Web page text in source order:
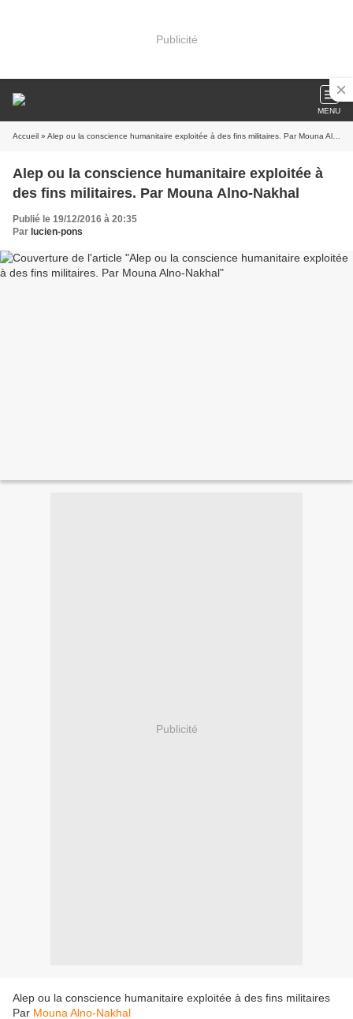
Publicité
MENU
Accueil » Alep ou la conscience humanitaire exploitée à des fins militaires. Par Mouna Alno-Nakhal
Alep ou la conscience humanitaire exploitée à
des fins militaires. Par Mouna Alno-Nakhal
Publié le 19/12/2016 à 20:35
Par lucien-pons
Publicité
Alep ou la conscience humanitaire exploitée à des fins militaires
Par Mouna Alno-Nakhal